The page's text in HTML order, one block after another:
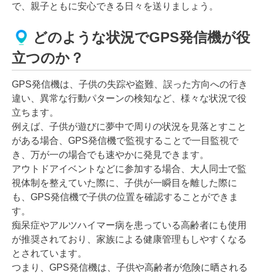
で、親子ともに安心できる日々を送りましょう。
どのような状況でGPS発信機が役
立つのか？
GPS発信機は、子供の失踪や盗難、誤った方向への行き
違い、異常な行動パターンの検知など、様々な状況で役
立ちます。
例えば、子供が遊びに夢中で周りの状況を見落とすこと
がある場合、GPS発信機で監視することで一目監視で
き、万が一の場合でも速やかに発見できます。
アウトドアイベントなどに参加する場合、大人同士で監
視体制を整えていた際に、子供が一瞬目を離した際に
も、GPS発信機で子供の位置を確認することができま
す。
痴呆症やアルツハイマー病を患っている高齢者にも使用
が推奨されており、家族による健康管理もしやすくなる
とされています。
つまり、GPS発信機は、子供や高齢者が危険に晒される